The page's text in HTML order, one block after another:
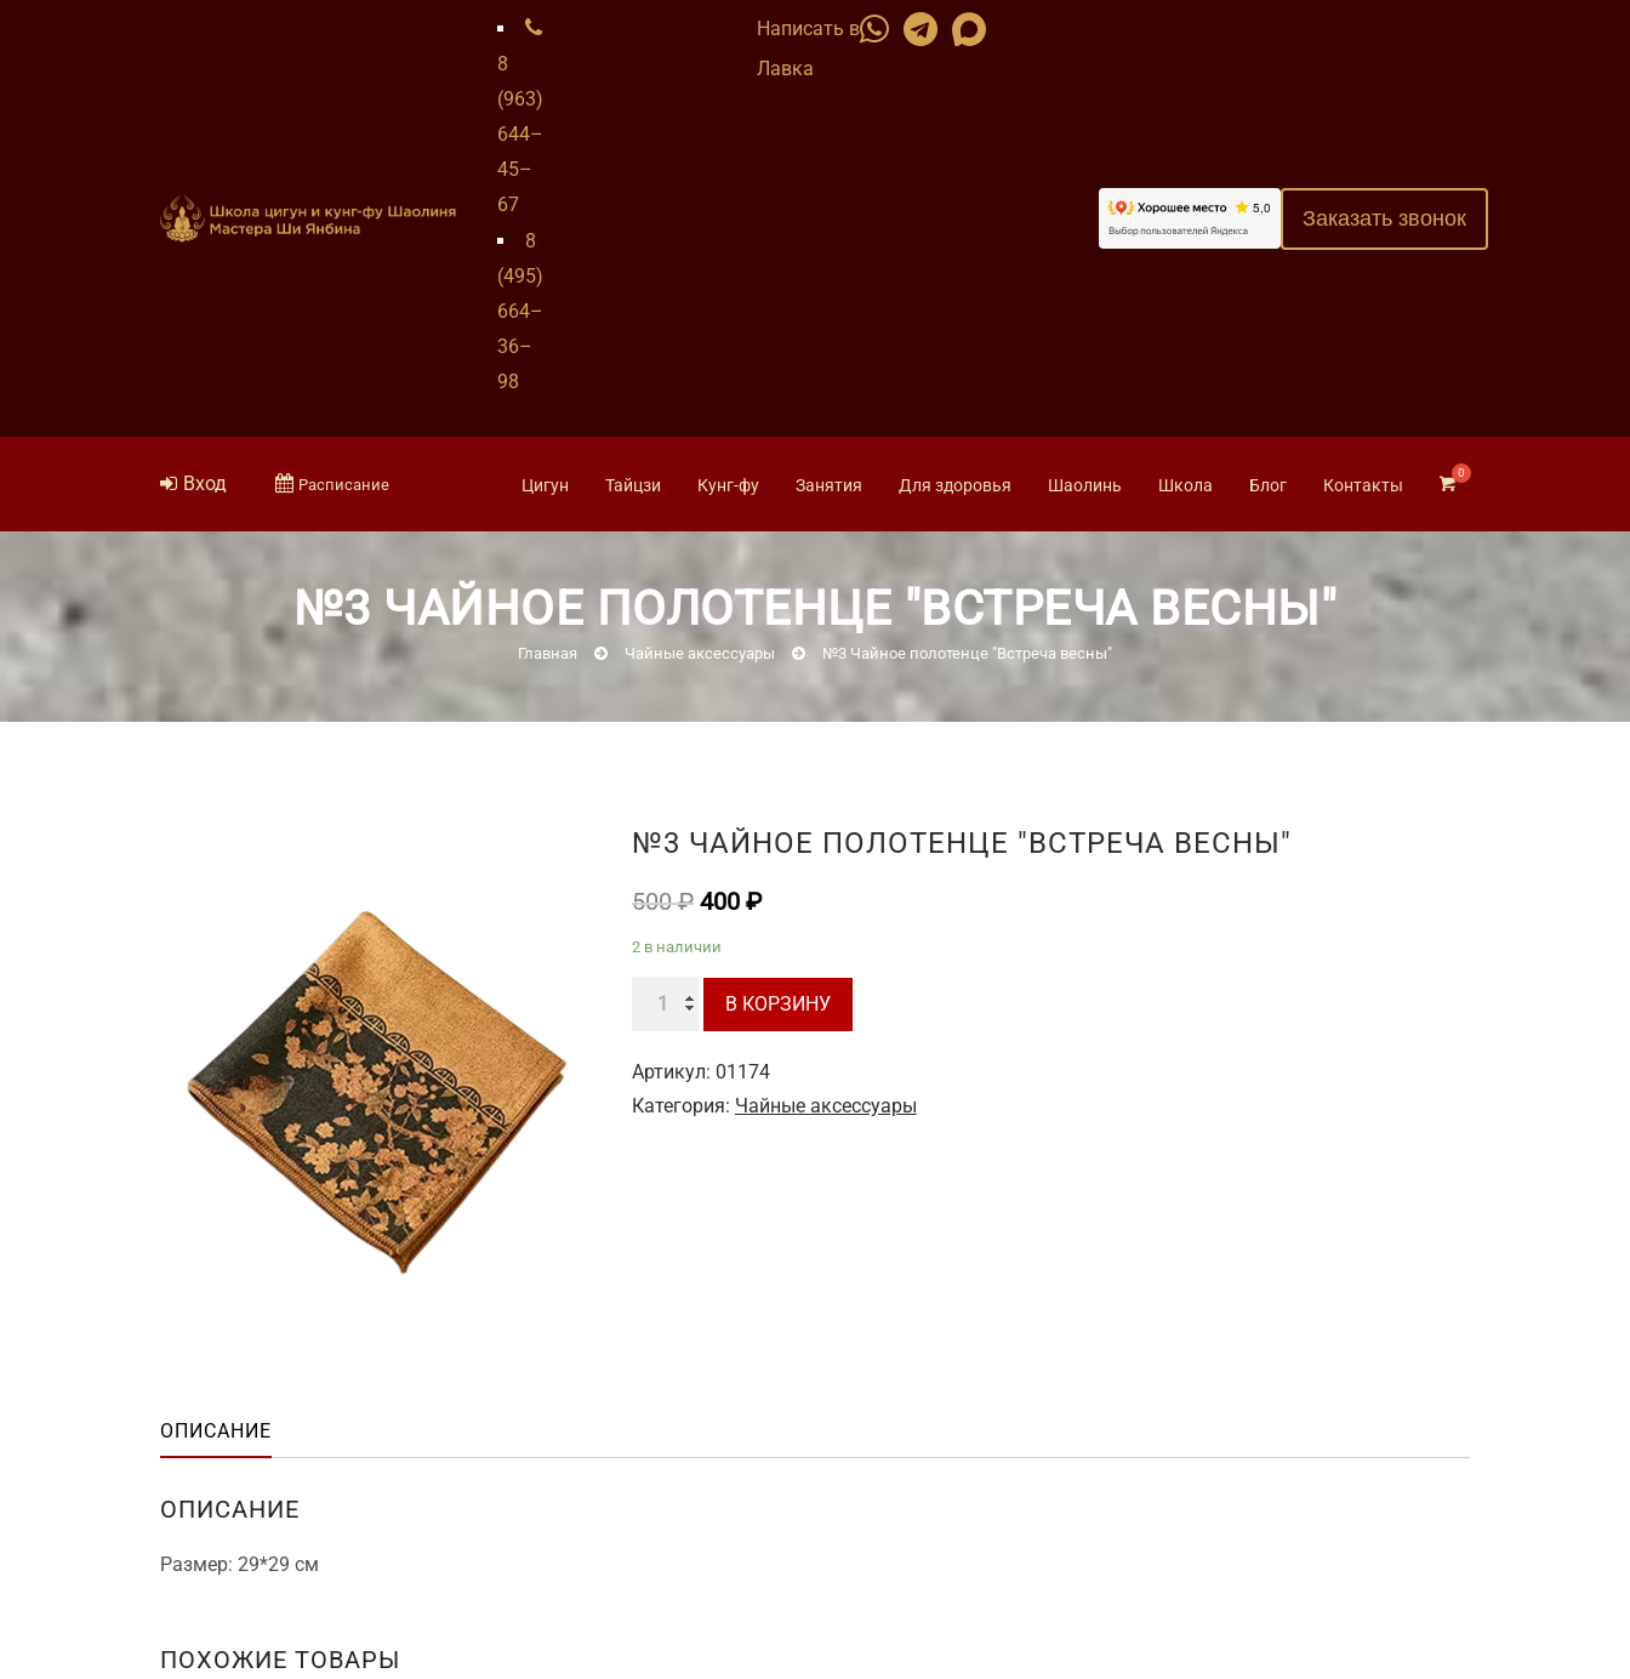
8
(963)
644–
45–
67
8
(495)
664–
36–
98
Написать в
Лавка
Заказать звонок
Вход Расписание Цигун Тайцзи Кунг-фу Занятия Для здоровья Шаолинь Школа Блог Контакты
№3 ЧАЙНОЕ ПОЛОТЕНЦЕ "ВСТРЕЧА ВЕСНЫ"
Главная Чайные аксессуары №3 Чайное полотенце "Встреча весны"
№3 ЧАЙНОЕ ПОЛОТЕНЦЕ "ВСТРЕЧА ВЕСНЫ"
500₽ Первоначальная
500 ₽.
400 ₽Текущая
2 в наличии
Количество
№3
Чайное
В КОРЗИНУ
Артикул: 01174
Категория: Чайные аксессуары
ОПИСАНИЕ
ОПИСАНИЕ
Размер: 29*29 см
ПОХОЖИЕ ТОВАРЫ